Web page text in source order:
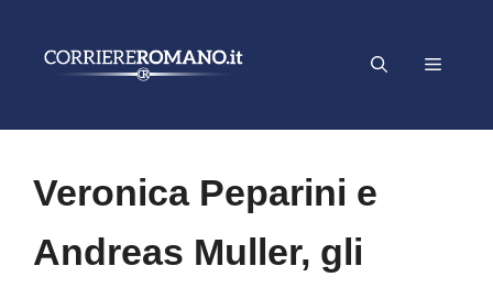
Menu
Veronica Peparini e
Andreas Muller, gli